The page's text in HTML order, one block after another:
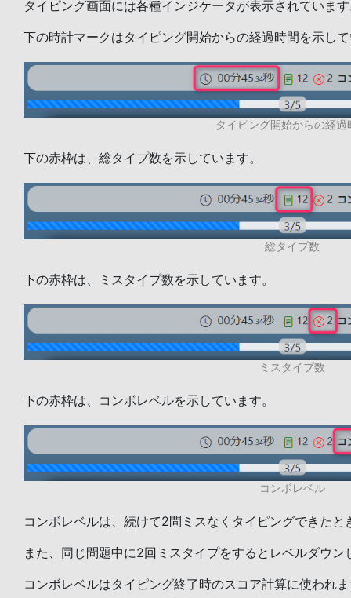
タイピング画面には各種インジケータが表示されていま
下の時計マークはタイピング開始からの経過時間を示し
タイピング開始からの経過
下の赤枠は、総タイプ数を示しています。
総タイプ数
下の赤枠は、ミスタイプ数を示しています。
ミスタイプ数
下の赤枠は、コンボレベルを示しています。
コンボレベル
コンボレベルは、続けて2問ミスなくタイピングできた
また、同じ問題中に2回ミスタイプをするとレベルダウン
コンボレベルはタイピング終了時のスコア計算に使われ